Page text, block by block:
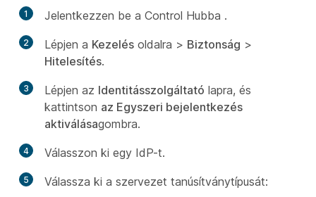
1 Jelentkezzen be a Control Hubba .
2 Lépjen a Kezelés oldalra > Biztonság >
Hitelesítés.
3 Lépjen az Identitásszolgáltató lapra, és
kattintson az Egyszeri bejelentkezés
aktiválásagombra.
4 Válasszon ki egy IdP-t.
5
Válassza ki a szervezet tanúsítványtípusát: